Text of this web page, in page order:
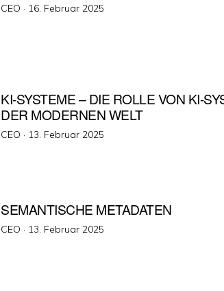
CEO · Veröffentlicht
16. Februar 2025
KI-SYSTEME – DIE ROLLE VON KI-
DER MODERNEN WELT
CEO · Veröffentlicht
13. Februar 2025
SEMANTISCHE METADATEN
CEO · Veröffentlicht
13. Februar 2025